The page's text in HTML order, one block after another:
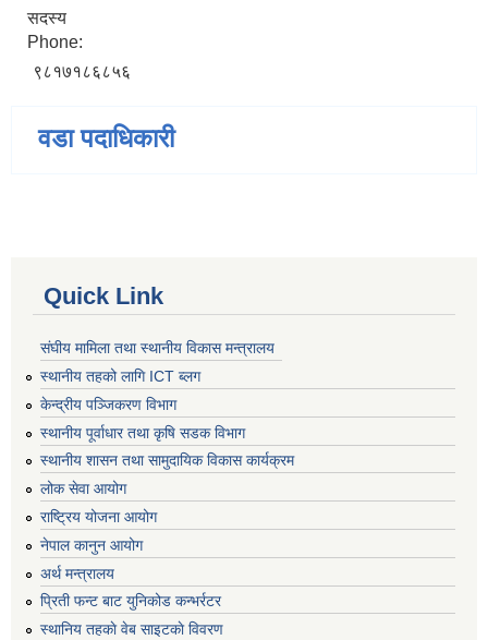
सदस्य
Phone:
९८१७१८६८५६
वडा पदाधिकारी
Quick Link
संघीय मामिला तथा स्थानीय विकास मन्त्रालय
स्थानीय तहको लागि ICT ब्लग
केन्द्रीय पञ्जिकरण विभाग
स्थानीय पूर्वाधार तथा कृषि सडक विभाग
स्थानीय शासन तथा सामुदायिक विकास कार्यक्रम
लोक सेवा आयोग
राष्ट्रिय योजना आयोग
नेपाल कानुन आयोग
अर्थ मन्त्रालय
प्रिती फन्ट बाट युनिकोड कन्भर्रटर
स्थानिय तहकाे वेब साइटकाे विवरण